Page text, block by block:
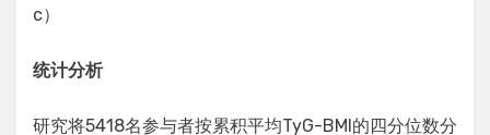
c）
统计分析
研究将5418名参与者按累积平均TyG-BMI的四分位数分